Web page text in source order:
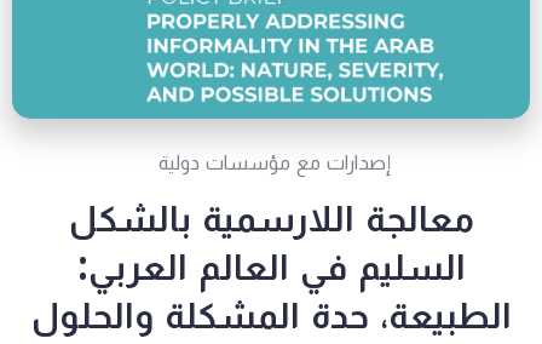
إصدارات مع مؤسسات دولية
معالجة اللارسمية بالشكل
السليم في العالم العربي:
الطبيعة، حدة المشكلة والحلول